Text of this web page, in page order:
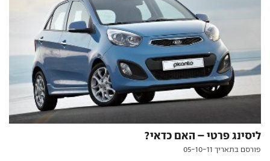
ליסינג פרטי – האם כדאי?
פורסם בתאריך 05-10-11